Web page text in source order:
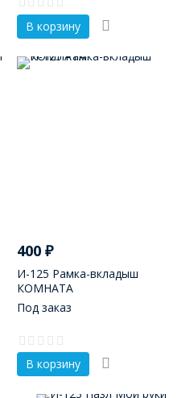
В корзину
400₽
И-125 Рамка-вкладыш
КОМНАТА
Под заказ
В корзину